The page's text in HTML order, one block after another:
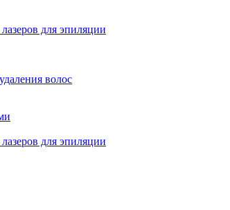
для эпиляции
волос
для эпиляции